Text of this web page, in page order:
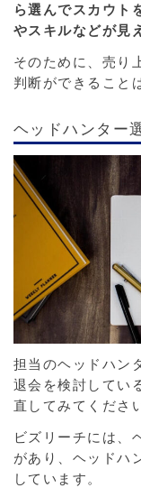
ら選んでスカウト
やスキルなどが見
そのために、売り
判断ができること
ヘッドハンター
担当のヘッドハン
退会を検討してい
直してみてくださ
ビズリーチには、
があり、ヘッドハ
しています。